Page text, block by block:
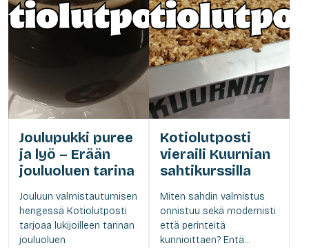
Joulupukki puree
ja lyö – Erään
jouluoluen tarina
Jouluun valmistautumisen
hengessä Kotiolutposti
tarjoaa lukijoilleen tarinan
jouluoluen
Kotiolutposti
vieraili Kuurnian
sahtikurssilla
Miten sahdin valmistus
onnistuu sekä modernisti
että perinteitä
kunnioittaen? Entä...